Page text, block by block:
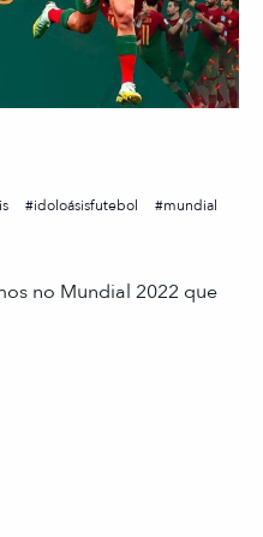
idoloásisfutebol
mundial
no Mundial 2022 que